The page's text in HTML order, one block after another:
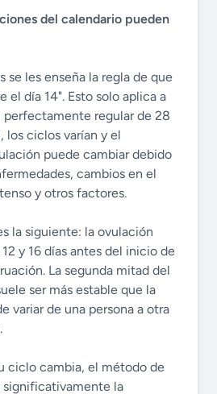
del calendario pueden
se les enseña la regla de que
el día 14". Esto solo aplica a
regular de 28
los ciclos varían y el
puede cambiar debido
cambios en el
y otros factores.
la siguiente: la ovulación
y 16 días antes del inicio de
La segunda mitad del
ser más estable que la
variar de una persona a otra
ciclo cambia, el método de
la